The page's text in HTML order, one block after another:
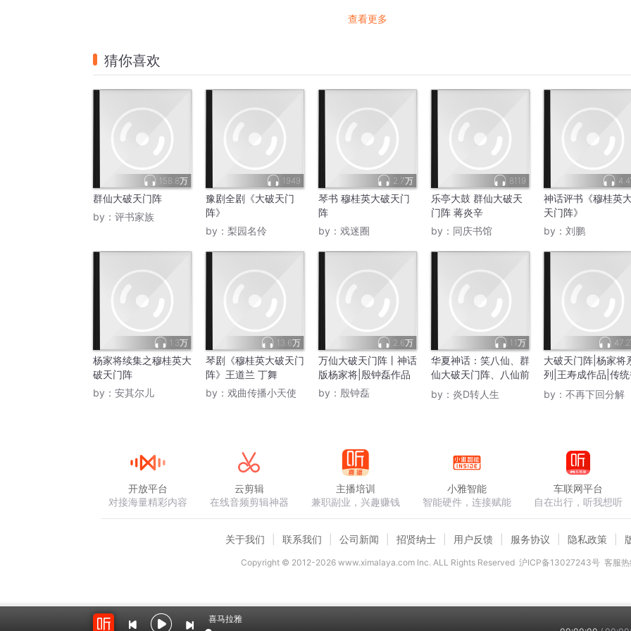
查看更多
猜你喜欢
158.8万
群仙大破天门阵
by： 评书家族
1949
豫剧全剧《大破天门
阵》
by： 梨园名伶
2.7万
琴书 穆桂英大破天门
阵
by： 戏迷圈
8119
乐亭大鼓 群仙大破天
门阵 蒋炎辛
by： 同庆书馆
神话评书《穆桂英
天门阵》
by： 刘鹏
1.3万
杨家将续集之穆桂英大
破天门阵
by： 安其尔儿
13.6万
琴剧《穆桂英大破天门
阵》王道兰 丁舞
by： 戏曲传播小天使
2.6万
万仙大破天门阵丨神话
版杨家将|殷钟磊作品
by： 殷钟磊
1.1万
华夏神话：笑八仙、群
仙大破天门阵、八仙前
传、吕洞宾
by： 炎D转人生
大破天门阵|杨家将
列|王寿成作品|传统
场
by： 不再下回分解
喜马拉雅
开放平台
对接海量精彩内容
云剪辑
在线音频剪辑神器
主播培训
兼职副业，兴趣赚钱
小雅智能
智能硬件，连接赋能
车联网平台
自在出行，听我想听
关于我们 联系我们 公司新闻 招贤纳士 用户反馈 服务协议 隐私政策
Copyright © 2012-2026www.ximalaya.com lnc. ALL Rights Reserved 沪ICP备13027243号 客服